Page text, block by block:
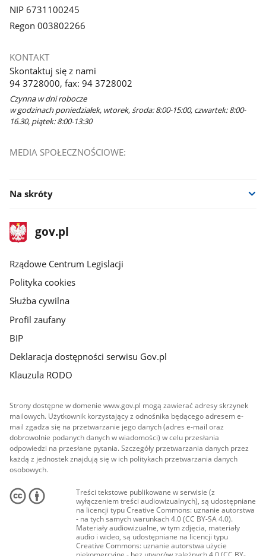
NIP 6731100245
Regon 003802266
KONTAKT
Skontaktuj się z nami
94 3728000, fax: 94 3728002
Czynna w dni robocze
w godzinach poniedziałek, wtorek, środa: 8:00-15:00, czwartek: 8:00-
16.30, piątek: 8:00-13:30
MEDIA SPOŁECZNOŚCIOWE:
Na skróty
stopka
gov.plStrona
gov.pl
Rządowe Centrum Legislacji
Polityka cookies
Służba cywilna
Profil zaufany
BIP
Deklaracja dostępności serwisu Gov.pl
Klauzula RODO
Strony dostępne w domenie www.gov.pl mogą zawierać adresy skrzynek
mailowych. Użytkownik korzystający z odnośnika będącego adresem e-
mail zgadza się na przetwarzanie jego danych (adres e-mail oraz
dobrowolnie podanych danych w wiadomości) w celu przesłania
odpowiedzi na przesłane pytania. Szczegóły przetwarzania danych przez
każdą z jednostek znajdują się w ich politykach przetwarzania danych
osobowych.
Treści tekstowe publikowane w serwisie (z
wyłączeniem treści audiowizualnych), są udostępniane
na licencji typu Creative Commons: uznanie autorstwa
- na tych samych warunkach 4.0 (CC BY-SA 4.0).
Materiały audiowizualne, w tym zdjęcia, materiały
audio i wideo, są udostępniane na licencji typu
Creative Commons: uznanie autorstwa użycie